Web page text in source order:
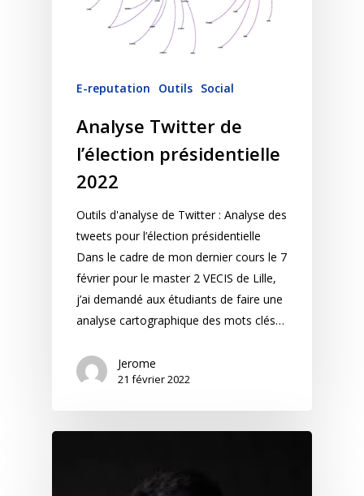
E-reputation Outils Social
Analyse Twitter de
l’élection présidentielle
2022
Outils d'analyse de Twitter : Analyse des
tweets pour l’élection présidentielle
Dans le cadre de mon dernier cours le 7
février pour le master 2 VECIS de Lille,
j’ai demandé aux étudiants de faire une
analyse cartographique des mots clés…
Jerome
21 février 2022